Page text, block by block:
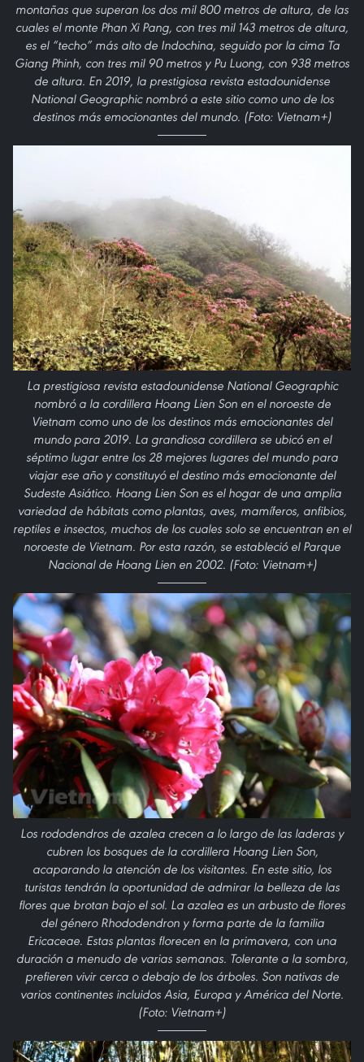
montañas que superan los dos mil 800 metros de altura, de las
cuales el monte Phan Xi Pang, con tres mil 143 metros de altura,
es el “techo” más alto de Indochina, seguido por la cima Ta
Giang Phinh, con tres mil 90 metros y Pu Luong, con 938 metros
de altura. En 2019, la prestigiosa revista estadounidense
National Geographic nombró a este sitio como uno de los
destinos más emocionantes del mundo. (Foto: Vietnam+)
La prestigiosa revista estadounidense National Geographic
nombró a la cordillera Hoang Lien Son en el noroeste de
Vietnam como uno de los destinos más emocionantes del
mundo para 2019. La grandiosa cordillera se ubicó en el
séptimo lugar entre los 28 mejores lugares del mundo para
viajar ese año y constituyó el destino más emocionante del
Sudeste Asiático. Hoang Lien Son es el hogar de una amplia
variedad de hábitats como plantas, aves, mamíferos, anfibios,
reptiles e insectos, muchos de los cuales solo se encuentran en el
noroeste de Vietnam. Por esta razón, se estableció el Parque
Nacional de Hoang Lien en 2002. (Foto: Vietnam+)
Los rododendros de azalea crecen a lo largo de las laderas y
cubren los bosques de la cordillera Hoang Lien Son,
acaparando la atención de los visitantes. En este sitio, los
turistas tendrán la oportunidad de admirar la belleza de las
flores que brotan bajo el sol. La azalea es un arbusto de flores
del género Rhododendron y forma parte de la familia
Ericaceae. Estas plantas florecen en la primavera, con una
duración a menudo de varias semanas. Tolerante a la sombra,
prefieren vivir cerca o debajo de los árboles. Son nativas de
varios continentes incluidos Asia, Europa y América del Norte.
(Foto: Vietnam+)